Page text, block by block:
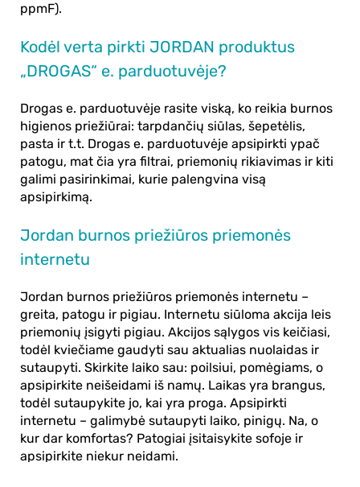
ppmF).
Kodėl verta pirkti JORDAN produktus
„DROGAS“ e. parduotuvėje?
Drogas e. parduotuvėje rasite viską, ko reikia burnos
higienos priežiūrai: tarpdančių siūlas, šepetėlis,
pasta ir t.t. Drogas e. parduotuvėje apsipirkti ypač
patogu, mat čia yra filtrai, priemonių rikiavimas ir kiti
galimi pasirinkimai, kurie palengvina visą
apsipirkimą.
Jordan burnos priežiūros priemonės
internetu
Jordan burnos priežiūros priemonės internetu –
greita, patogu ir pigiau. Internetu siūloma akcija leis
priemonių įsigyti pigiau. Akcijos sąlygos vis keičiasi,
todėl kviečiame gaudyti sau aktualias nuolaidas ir
sutaupyti. Skirkite laiko sau: poilsiui, pomėgiams, o
apsipirkite neišeidami iš namų. Laikas yra brangus,
todėl sutaupykite jo, kai yra proga. Apsipirkti
internetu – galimybė sutaupyti laiko, pinigų. Na, o
kur dar komfortas? Patogiai įsitaisykite sofoje ir
apsipirkite niekur neidami.